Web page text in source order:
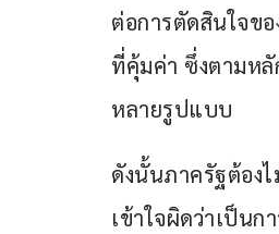
ต่อการตัดสินใจข
ที่คุ้มค่า ซึ่งตามหลั
หลายรูปแบบ
ดังนั้นภาครัฐต้อง
เข้าใจผิดว่าเป็น